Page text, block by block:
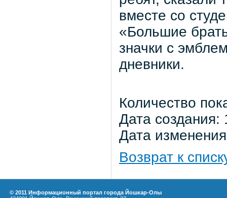
вместе со
«Большие
значки с
дневники.
Количество
Дата создания:
Дата
Возврат к
© 2011 Информационный портал города Йошкар-Олы